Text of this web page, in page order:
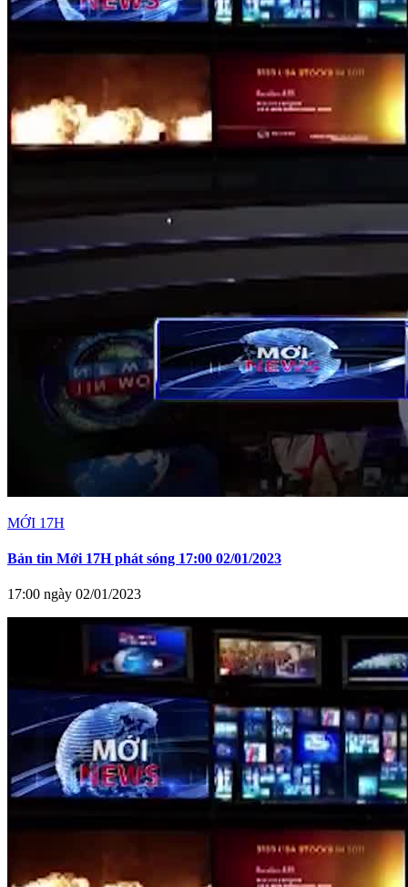
MỚI 17H
Bản tin Mới 17H phát sóng 17:00 02/01/2023
17:00 ngày 02/01/2023